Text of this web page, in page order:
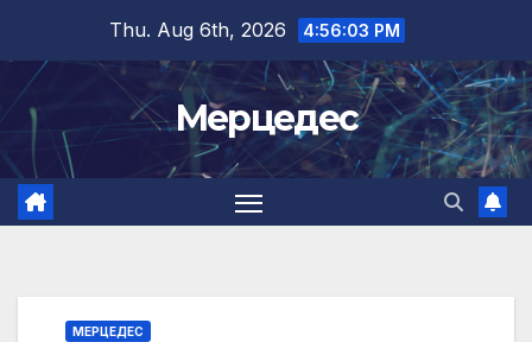
content
Thu. Aug 6th, 2026 4:56:03 PM
Мерцедес
МЕРЦЕДЕС